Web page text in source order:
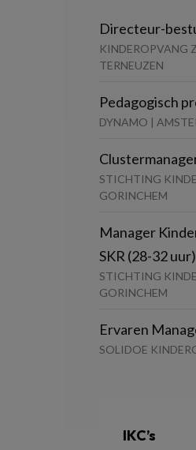
Directeur-
KINDEROPVANG
TERNEUZEN
Pedagogisch
DYNAMO |
STICHTING
GORINCHEM
Manager
SKR (28-32 uur)
STICHTING
GORINCHEM
Ervaren
SOLIDOE
IKC’s